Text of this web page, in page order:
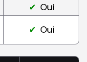
Oui
Oui